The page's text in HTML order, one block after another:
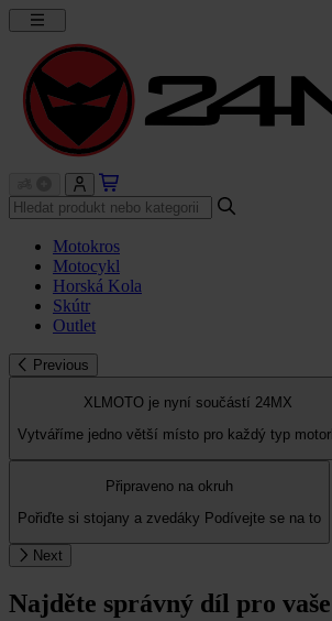
Motokros
Motocykl
Horská Kola
Skútr
Outlet
Previous
XLMOTO je nyní součástí 24MX
Vytváříme jedno větší místo pro každý typ
Připraveno na okruh
Pořiďte si stojany a zvedáky Podívejte se na to
Next
Najděte správný díl pro